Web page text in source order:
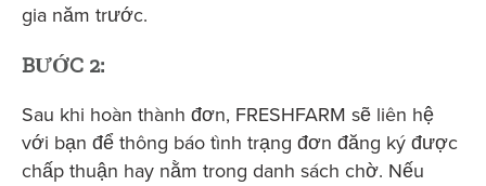
gia năm trước.
BƯỚC 2:
Sau khi hoàn thành đơn, FRESHFARM sẽ liên hệ
với bạn để thông báo tình trạng đơn đăng ký được
chấp thuận hay nằm trong danh sách chờ. Nếu